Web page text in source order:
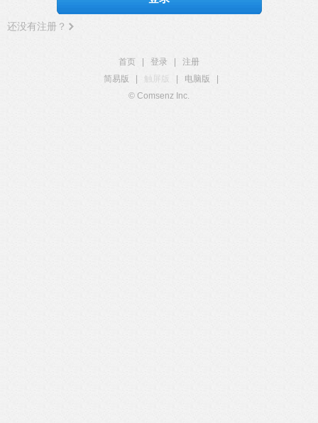
还没有注册？
首页 登录
注册
简易版
触屏版 电脑版
© Comsenz Inc.